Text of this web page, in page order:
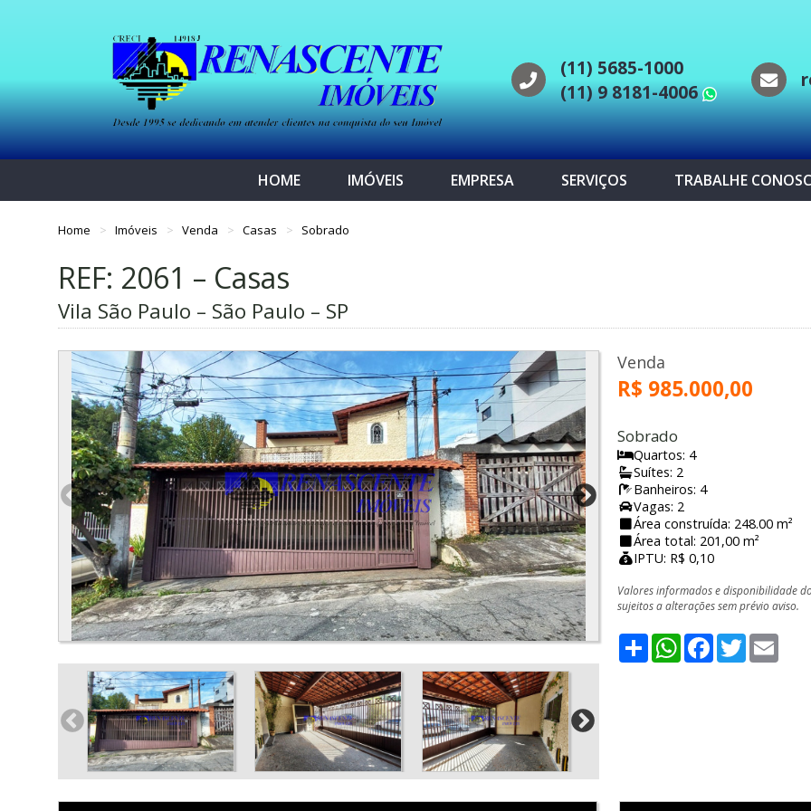
(11) 5685-1000
(11) 9 8181-4006
HOME IMÓVEIS EMPRESA SERVIÇOS TRABALHE
Home Imóveis Venda Casas Sobrado
REF: 2061 – Casas
Vila São Paulo – São Paulo – SP
Venda
R$ 985.000,00
Sobrado
Quartos: 4
Suítes: 2
Banheiros: 4
Vagas: 2
Área construída: 248.00 m²
Área total: 201,00 m²
IPTU: R$ 0,10
Valores informados e disponibilidade
sujeitos a alterações sem prévio aviso.
ShareWhatsApp
Facebook
Twitter